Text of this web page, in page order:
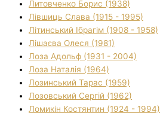
Литовченко Борис (1938)
Лівшиць Слава (1915 - 1995)
Літинський Ібрагім (1908 - 1958)
Лішаєва Олеся (1981)
Лоза Адольф (1931 - 2004)
Лоза Наталія (1964)
Лозинський Тарас (1959)
Лозовський Сергій (1962)
Ломикін Костянтин (1924 - 1994)